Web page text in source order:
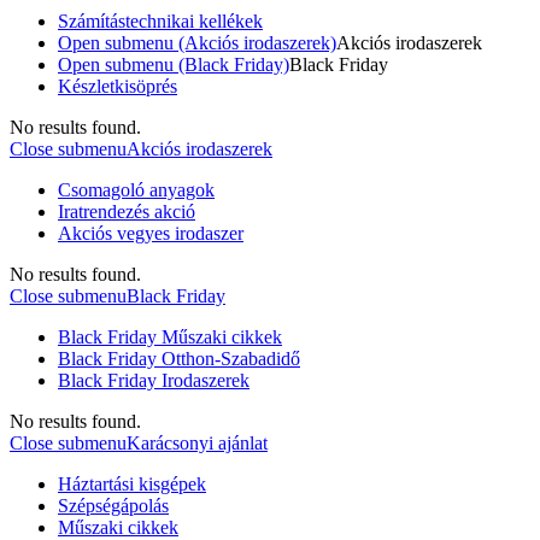
Számítástechnikai kellékek
Open submenu (Akciós irodaszerek)Akciós irodaszerek
Open submenu (Black Friday)Black Friday
Készletkisöprés
No results found.
Close submenuAkciós irodaszerek
Csomagoló anyagok
Iratrendezés akció
Akciós vegyes irodaszer
No results found.
Close submenuBlack Friday
Black Friday Műszaki cikkek
Black Friday Otthon-Szabadidő
Black Friday Irodaszerek
No results found.
Close submenuKarácsonyi ajánlat
Háztartási kisgépek
Szépségápolás
Műszaki cikkek